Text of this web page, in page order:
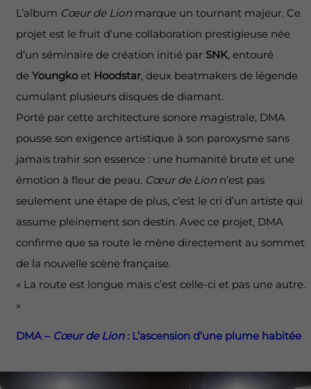
L’album Cœur de Lionmarque un tournant majeur. Ce
projet est le fruit d’une collaboration prestigieuse née
d’un séminaire de création initié par SNK, entouré
de Youngkoet Hoodstar, deux beatmakers de légende
cumulant plusieurs disques de diamant.
Porté par cette architecture sonore magistrale, DMA
pousse son exigence artistique à son paroxysme sans
jamais trahir son essence : une humanité brute et une
émotion à fleur de peau. Cœur de Lionn’est pas
seulement une étape de plus, c’est le cri d’un artiste qui
assume pleinement son destin. Avec ce projet, DMA
confirme que sa route le mène directement au sommet
de la nouvelle scène française.
« La route est longue mais c’est celle-ci et pas une autre.
»
DMA – Cœur de Lion : L’ascension d’une plume habitée